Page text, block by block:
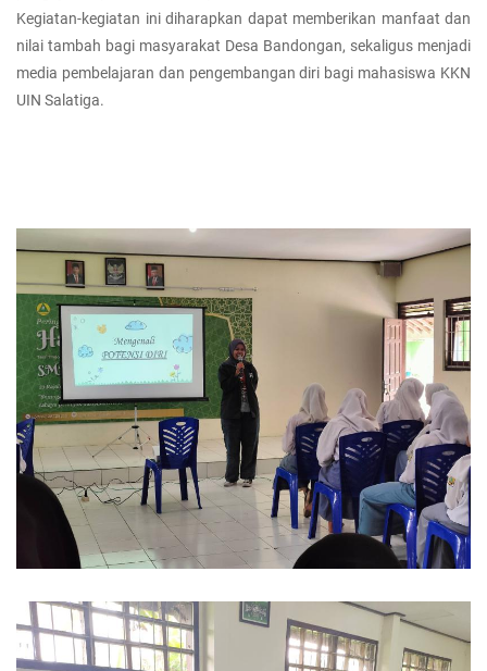
Kegiatan-kegiatan ini diharapkan dapat memberikan manfaat dan
nilai tambah bagi masyarakat Desa Bandongan, sekaligus menjadi
media pembelajaran dan pengembangan diri bagi mahasiswa KKN
UIN Salatiga.